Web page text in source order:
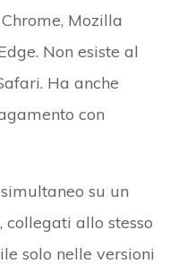
Mozilla
Non esiste al
Ha anche
con
su un
allo stesso
solo nelle versioni